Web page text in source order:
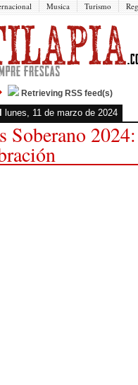
Musica Turismo
Retrieving RSS feed(s)
lunes, 11 de marzo de 2024
Soberano